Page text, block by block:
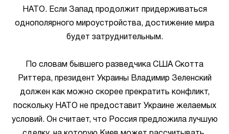
НАТО. Если Запад продолжит придерживаться
однополярного мироустройства, достижение мира
будет затруднительным.
По словам бывшего разведчика США Скотта
Риттера, президент Украины Владимир Зеленский
должен как можно скорее прекратить конфликт,
поскольку НАТО не предоставит Украине желаемых
условий. Он считает, что Россия предложила лучшую